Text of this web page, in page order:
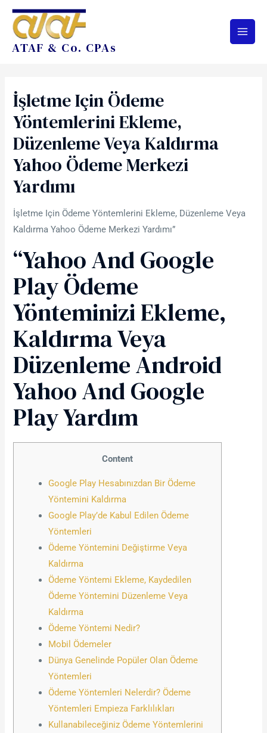
ATAF & Co. CPAs
İşletme Için Ödeme
Yöntemlerini Ekleme,
Düzenleme Veya Kaldırma
Yahoo Ödeme Merkezi
Yardımı
İşletme Için Ödeme Yöntemlerini Ekleme, Düzenleme Veya
Kaldırma Yahoo Ödeme Merkezi Yardımı”
“Yahoo And Google
Play Ödeme
Yönteminizi Ekleme,
Kaldırma Veya
Düzenleme Android
Yahoo And Google
Play Yardım
Content
Google Play Hesabınızdan Bir Ödeme
Yöntemini Kaldırma
Google Play’de Kabul Edilen Ödeme
Yöntemleri
Ödeme Yöntemini Değiştirme Veya
Kaldırma
Ödeme Yöntemi Ekleme, Kaydedilen
Ödeme Yöntemini Düzenleme Veya
Kaldırma
Ödeme Yöntemi Nedir?
Mobil Ödemeler
Dünya Genelinde Popüler Olan Ödeme
Yöntemleri
Ödeme Yöntemleri Nelerdir? Ödeme
Yöntemleri Empieza Farklılıkları
Kullanabileceğiniz Ödeme Yöntemlerini